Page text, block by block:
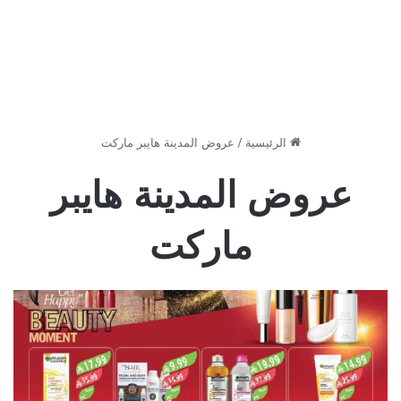
الرئيسية / عروض المدينة هايبر ماركت
عروض المدينة هايبر
ماركت